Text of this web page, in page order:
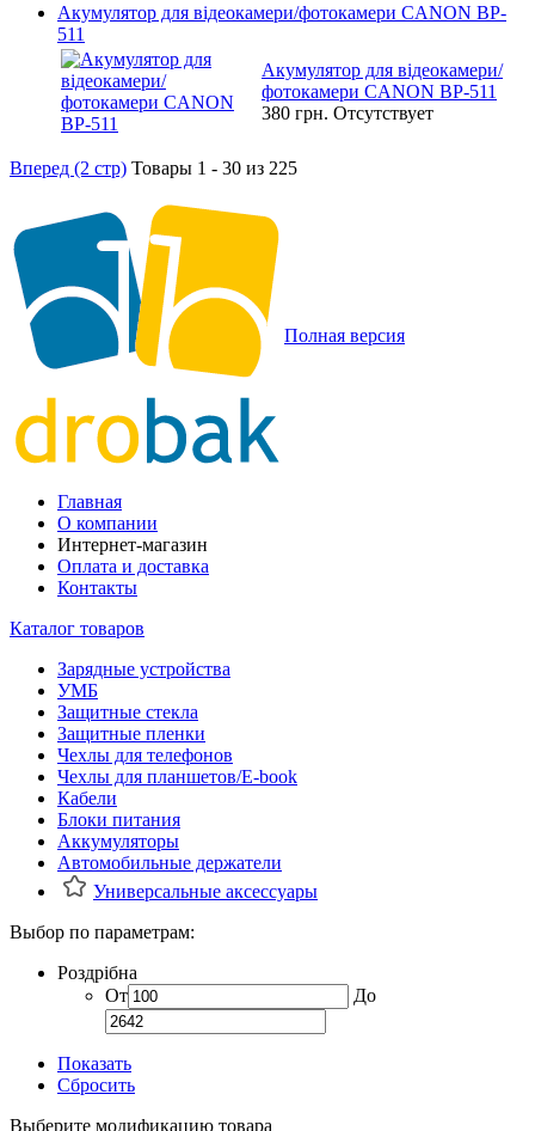
Акумулятор для відеокамери/фотокамери CANON BP-
511
Акумулятор для відеокамери/
фотокамери CANON BP-511
380 грн. Отсутствует
Вперед (2 стр) Товары 1 - 30 из 225
Полная версия
Главная
О компании
Интернет-магазин
Оплата и доставка
Контакты
Каталог товаров
Зарядные устройства
УМБ
Защитные стекла
Защитные пленки
Чехлы для телефонов
Чехлы для планшетов/E-book
Кабели
Блоки питания
Аккумуляторы
Автомобильные держатели
Универсальные аксессуары
Выбор по параметрам:
Роздрібна
От
До
Показать
Сбросить
Выберите модификацию товара